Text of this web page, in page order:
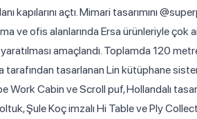
kapılarını açtı. Mimari tasarımını
ve ofis alanlarında Ersa ürünleriyle çok
amaçlandı. Toplamda 120
tarafından tasarlanan Lin kütüphane
Work Cabin ve Scroll puf, Hollandalı
Şule Koç imzalı Hi Table ve Ply